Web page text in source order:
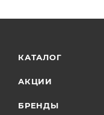
КАТАЛОГ
АКЦИИ
БРЕНДЫ